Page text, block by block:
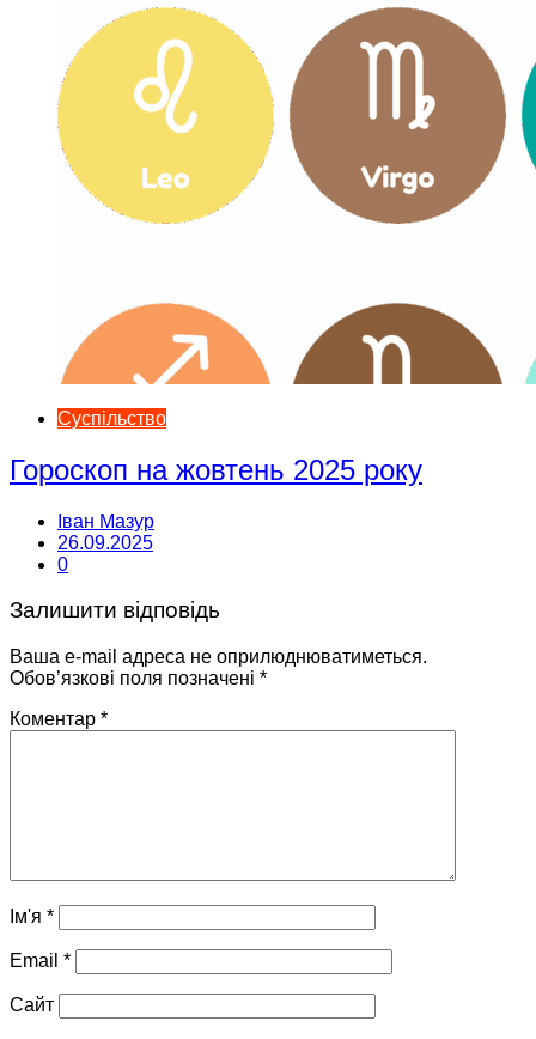
Суспільство
Гороскоп на жовтень 2025 року
Іван Мазур
26.09.2025
0
Залишити відповідь
Ваша e-mail адреса не оприлюднюватиметься.
Обов’язкові поля позначені *
Коментар *
Ім'я *
Email *
Сайт